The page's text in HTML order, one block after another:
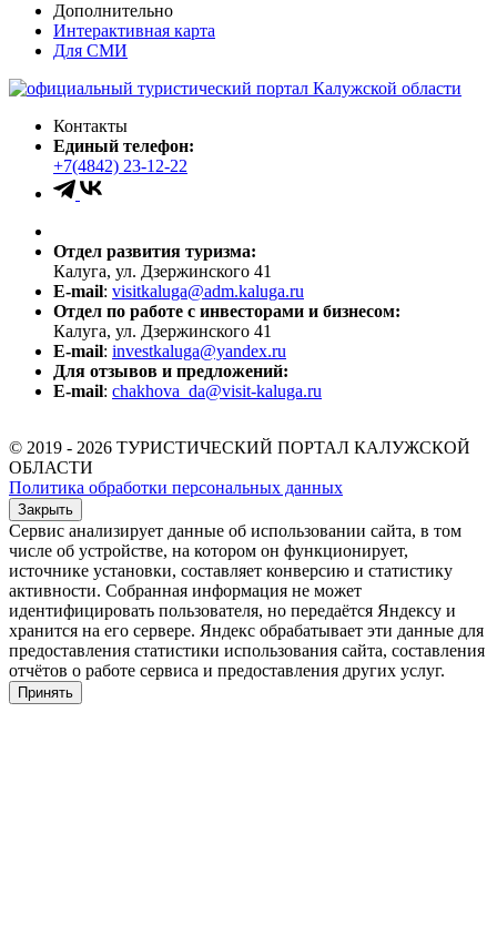
Дополнительно
Интерактивная карта
Для СМИ
Контакты
Единый телефон:
+7(4842) 23-12-22
Отдел развития туризма:
Калуга, ул. Дзержинского 41
E-mail: visitkaluga@adm.kaluga.ru
Отдел по работе с инвесторами и бизнесом:
Калуга, ул. Дзержинского 41
E-mail: investkaluga@yandex.ru
Для отзывов и предложений:
E-mail: chakhova_da@visit-kaluga.ru
© 2019 - 2026 ТУРИСТИЧЕСКИЙ ПОРТАЛ КАЛУЖСКОЙ
ОБЛАСТИ
Политика обработки персональных данных
Закрыть
Сервис анализирует данные об использовании сайта, в том
числе об устройстве, на котором он функционирует,
источнике установки, составляет конверсию и статистику
активности. Собранная информация не может
идентифицировать пользователя, но передаётся Яндексу и
хранится на его сервере. Яндекс обрабатывает эти данные для
предоставления статистики использования сайта, составления
отчётов о работе сервиса и предоставления других услуг.
Принять